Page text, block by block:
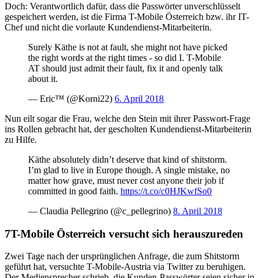
Doch: Verantwortlich dafür, dass die Passwörter unverschlüsselt
gespeichert werden, ist die Firma T-Mobile Österreich bzw. ihr IT-
Chef und nicht die vorlaute Kundendienst-Mitarbeiterin.
Surely Käthe is not at fault, she might not have picked
the right words at the right times - so did I. T-Mobile
AT should just admit their fault, fix it and openly talk
about it.
— Eric™ (@Korni22) 6. April 2018
Nun eilt sogar die Frau, welche den Stein mit ihrer Passwort-Frage
ins Rollen gebracht hat, der gescholten Kundendienst-Mitarbeiterin
zu Hilfe.
Käthe absolutely didn’t deserve that kind of shitstorm.
I’m glad to live in Europe though. A single mistake, no
matter how grave, must never cost anyone their job if
committed in good faith. https://t.co/c0HJKwfSo0
— Claudia Pellegrino (@c_pellegrino) 8. April 2018
T-Mobile Österreich versucht sich herauszureden
Zwei Tage nach der ursprünglichen Anfrage, die zum Shitstorm
geführt hat, versuchte T-Mobile-Austria via Twitter zu beruhigen.